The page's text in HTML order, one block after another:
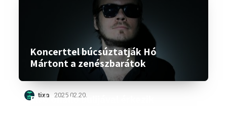
Koncerttel búcsúztatják Hó
Mártont a zenészbarátok
tixa 2025.02.20.
Első önálló bulijával érkezik